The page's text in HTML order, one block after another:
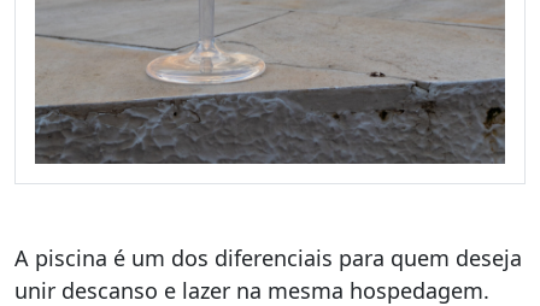
A piscina é um dos diferenciais para quem deseja
unir descanso e lazer na mesma hospedagem.